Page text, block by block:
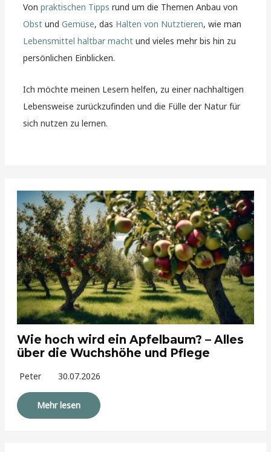
Vonpraktischen Tipps rund um die Themen Anbau von
Obst undGemüse, das Halten von Nutztieren, wie man
Lebensmittel haltbar macht und vieles mehr bis hin zu
persönlichen Einblicken.
Ich möchte meinen Lesern helfen, zu einer nachhaltigen
Lebensweise zurückzufinden und die Fülle der Natur für
sich nutzen zu lernen.
Wie hoch wird ein Apfelbaum? – Alles
über die Wuchshöhe und Pflege
Peter 30.07.2026
Mehr lesen